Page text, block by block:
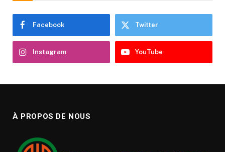
Facebook Twitter
Instagram YouTube
À PROPOS DE NOUS